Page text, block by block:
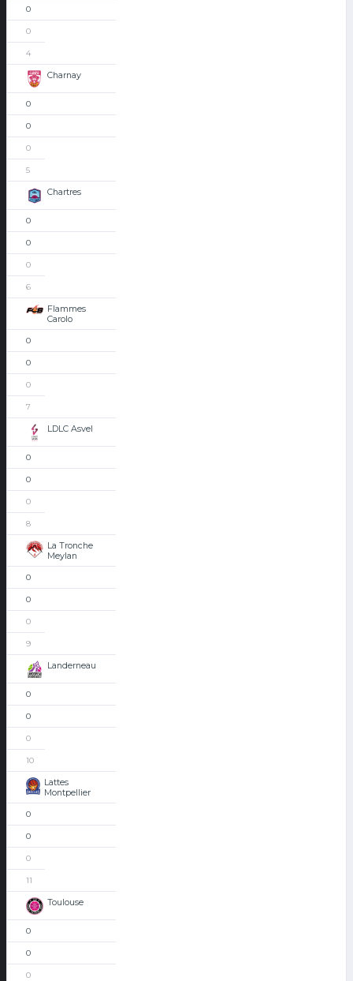
0
0
4
Charnay
0
0
0
5
Chartres
0
0
0
6
Flammes
Carolo
0
0
0
7
LDLC Asvel
0
0
0
8
La Tronche
Meylan
0
0
0
9
Landerneau
0
0
0
10
Lattes
Montpellier
0
0
0
11
Toulouse
0
0
0